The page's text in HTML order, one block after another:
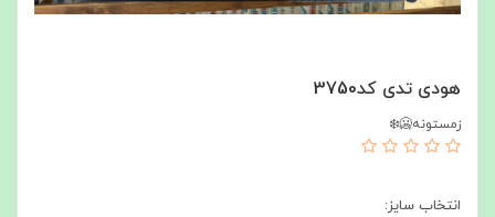
هودی تدی کد3750
زمستونه🥶❄️
انتخاب سایز: